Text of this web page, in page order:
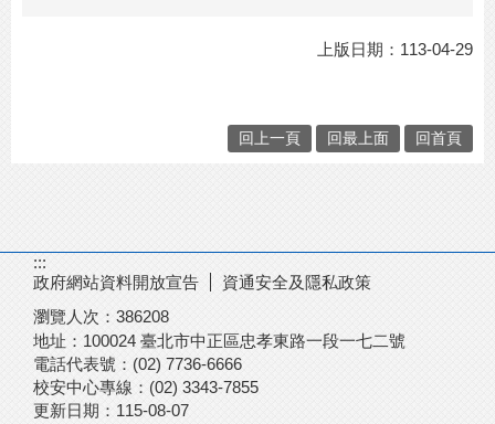
上版日期：113-04-29
回上一頁 回最上面 回首頁
:::
政府網站資料開放宣告
資通安全及隱私政策
瀏覽人次： 386208
地址：100024 臺北市中正區忠孝東路一段一七二號
電話代表號：(02) 7736-6666
校安中心專線：(02) 3343-7855
更新日期： 115-08-07